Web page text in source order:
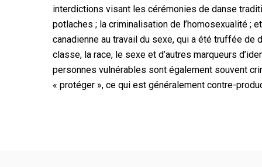
interdictions visant les cérémonies de danse
potlaches ; la criminalisation de l’homosexualité ;
canadienne au travail du sexe, qui a été truffée
classe, la race, le sexe et d’autres marqueurs
personnes vulnérables sont également souvent
« protéger », ce qui est généralement contre-